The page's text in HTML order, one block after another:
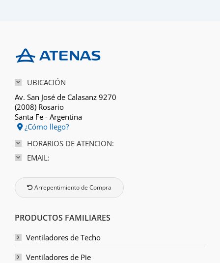
UBICACIÓN
Av. San José de Calasanz 9270
(2008) Rosario
Santa Fe - Argentina
¿Cómo llego?
HORARIOS DE ATENCION:
EMAIL:
Arrepentimiento de Compra
PRODUCTOS FAMILIARES
Ventiladores de Techo
Ventiladores de Pie